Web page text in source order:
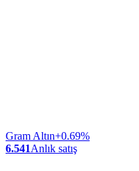
Gram Altın+0.69%
6.541Anlık satış